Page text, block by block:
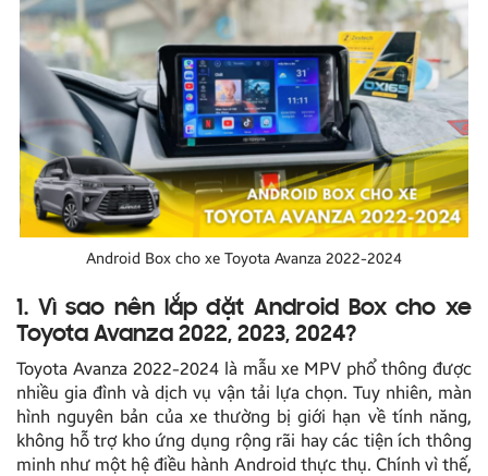
Android Box cho xe Toyota Avanza 2022-2024
1. Vì sao nên lắp đặt Android Box cho xe
Toyota Avanza 2022, 2023, 2024?
Toyota Avanza 2022-2024 là mẫu xe MPV phổ thông được
nhiều gia đình và dịch vụ vận tải lựa chọn. Tuy nhiên, màn
hình nguyên bản của xe thường bị giới hạn về tính năng,
không hỗ trợ kho ứng dụng rộng rãi hay các tiện ích thông
minh như một hệ điều hành Android thực thụ. Chính vì thế,